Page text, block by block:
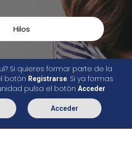
Hilos
Si quieres formar parte de la
botón Registrarse. Si ya formas
pulsa el botón Acceder
Acceder